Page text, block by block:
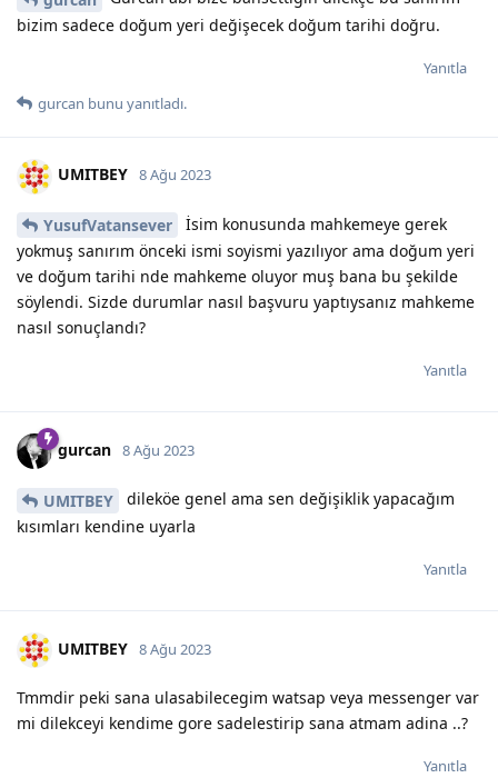
bizim sadece doğum yeri değişecek doğum tarihi doğru.
Yanıtla
gurcan bunu yanıtladı.
UMITBEY 8 Ağu 2023
YusufVatansever
İsim konusunda mahkemeye gerek
yokmuş sanırım önceki ismi soyismi yazılıyor ama doğum yeri
ve doğum tarihi nde mahkeme oluyor muş bana bu şekilde
söylendi. Sizde durumlar nasıl başvuru yaptıysanız mahkeme
nasıl sonuçlandı?
Yanıtla
gurcan 8 Ağu 2023
UMITBEY
dileköe genel ama sen değişiklik yapacağım
kısımları kendine uyarla
Yanıtla
UMITBEY 8 Ağu 2023
Tmmdir peki sana ulasabilecegim watsap veya messenger var
mi dilekceyi kendime gore sadelestirip sana atmam adina ..?
Yanıtla